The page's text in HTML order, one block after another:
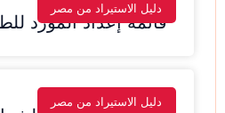
دليل الاستيراد من مصر
قائمة إعداد المورد
دليل الاستيراد من مصر